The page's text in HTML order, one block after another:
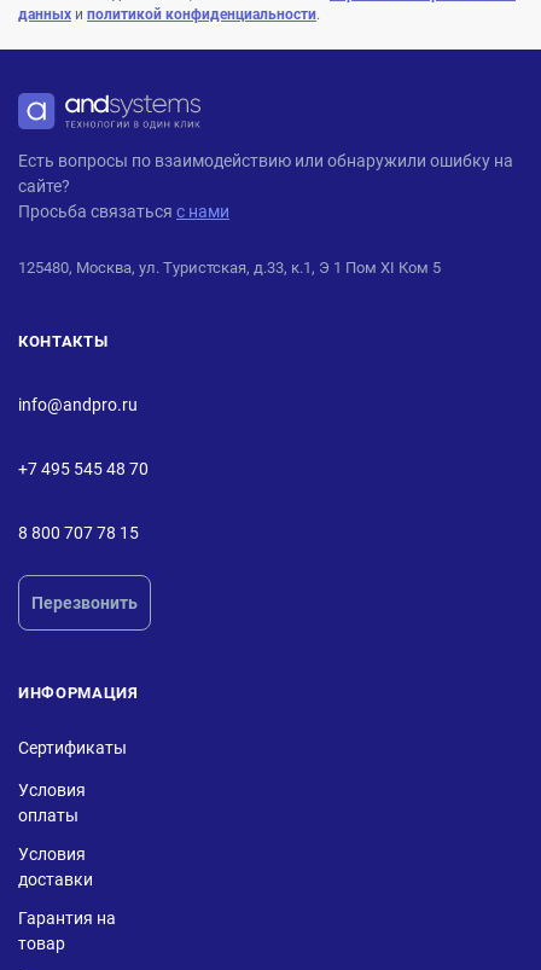
данных и политикой конфиденциальности.
ANDPRO
Есть вопросы по взаимодействию или обнаружили ошибку на
сайте?
Просьба связаться с нами
125480, Москва, ул. Туристская, д.33, к.1, Э 1 Пом XI Ком 5
КОНТАКТЫ
info@andpro.ru
+7 495 545 48 70
8 800 707 78 15
Перезвонить
ИНФОРМАЦИЯ
Сертификаты
Условия
оплаты
Условия
доставки
Гарантия на
товар